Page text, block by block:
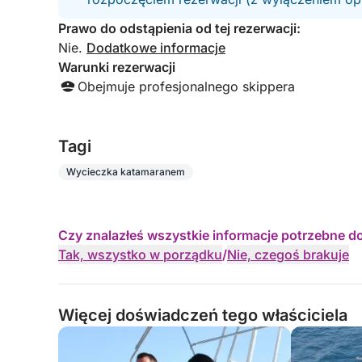
To, co naprawdę wyróżnia to doświadczenie, to
przesadnej struktury – to po prostu przemyślany
ostatni guzik, a nic nie wydaje się wymuszone.
przegapiają.
Prawo do odstąpienia od tej rezerwacji:
Nie. Dodatkowe informacje
Warunki rezerwacji
Obejmuje profesjonalnego skippera
Tagi
Wycieczka katamaranem
Czy znalazłeś wszystkie informacje potrzebne
Tak, wszystko w porządku/Nie, czegoś brakuje
Więcej doświadczeń tego właściciela